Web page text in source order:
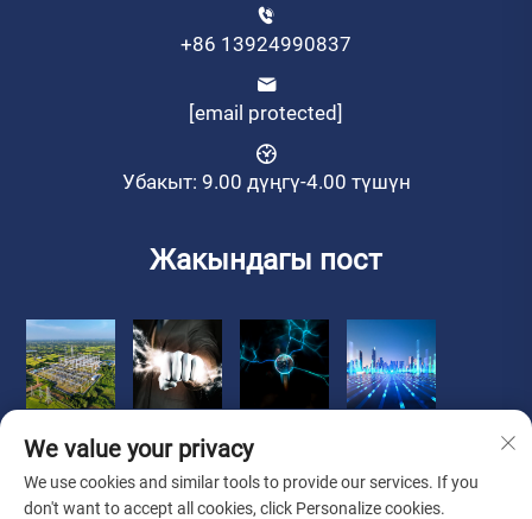
+86 13924990837
[email protected]
Убакыт: 9.00 дүңгү-4.00 түшүн
Жакындагы пост
We value your privacy
We use cookies and similar tools to provide our services. If you
don't want to accept all cookies, click Personalize cookies.